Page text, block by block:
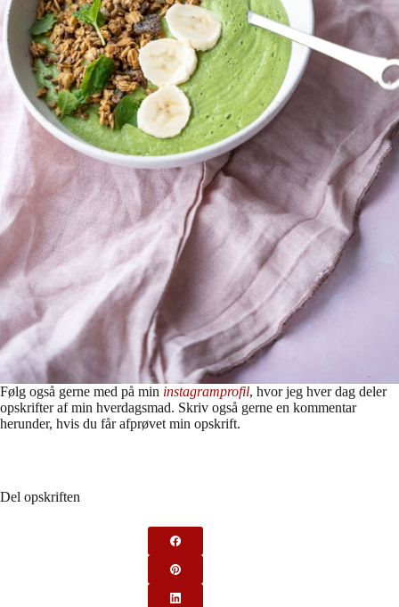
Følg også gerne med på min instagramprofil, hvor jeg hver dag deler
opskrifter af min hverdagsmad. Skriv også gerne en kommentar
herunder, hvis du får afprøvet min opskrift.
Del opskriften